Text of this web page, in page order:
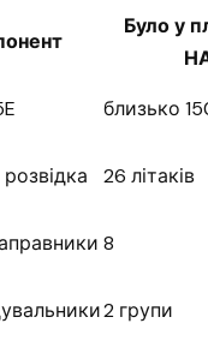
Було у
близько
26 літаків
8
2 групи